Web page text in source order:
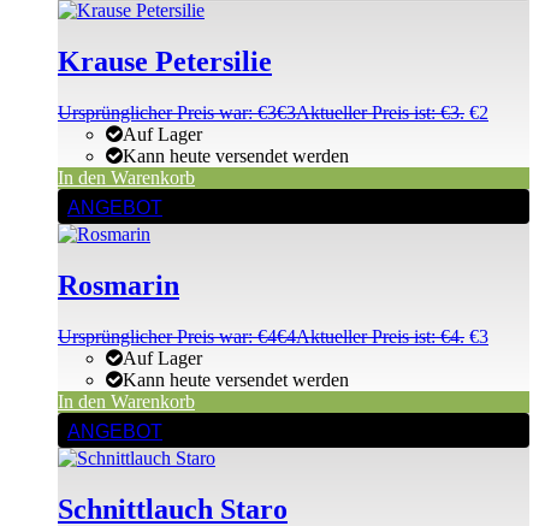
Krause Petersilie
Ursprünglicher Preis war: €3€3Aktueller Preis ist: €3. €2
Auf Lager
Kann heute versendet werden
In den Warenkorb
ANGEBOT
Rosmarin
Ursprünglicher Preis war: €4€4Aktueller Preis ist: €4. €3
Auf Lager
Kann heute versendet werden
In den Warenkorb
ANGEBOT
Schnittlauch Staro